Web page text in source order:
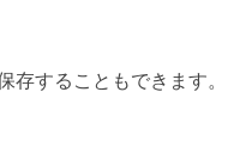
存することもできます。